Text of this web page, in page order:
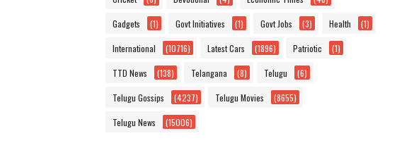
Gadgets (1) Govt Initiatives (1) Govt Jobs (3) Health (1)
International (10716) Latest Cars (1896) Patriotic (1)
TTD News (138) Telangana (8) Telugu (6)
Telugu Gossips (4237) Telugu Movies (8655)
Telugu News (15006)